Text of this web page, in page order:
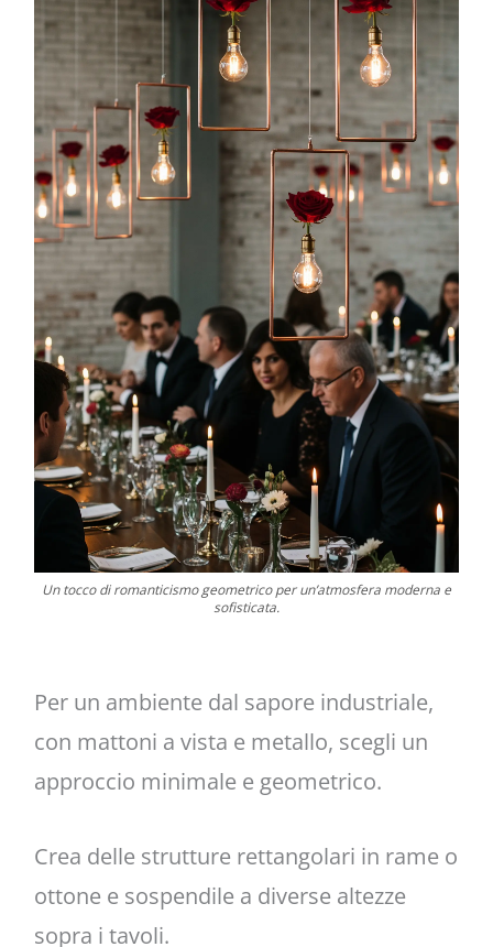
Un tocco di romanticismo geometrico per un’atmosfera moderna e
sofisticata.
Per un ambiente dal sapore industriale,
con mattoni a vista e metallo, scegli un
approccio minimale e geometrico.
Crea delle strutture rettangolari in rame o
ottone e sospendile a diverse altezze
sopra i tavoli.